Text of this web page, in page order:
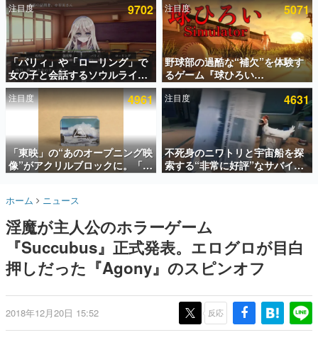
電ファミのいま読まれている記事ランキング
アプリセール情報
インタビュー
連載・特集一覧
殿堂入り記事
SNS拡散数が数千以上！ ページビュー数万以上！ などな
ど。多くの人々に読まれた、電ファミ渾身の“殿堂入り”記
事をまとめました。
名作ゲームクリエイターの方々に製作時のエピソードをお
きます。
赫本
この物語を解いてはいけない。『赫本』は、〈試験問題〉
の形をした短編ホラー小説集です。
これからのデジタルゲーム市場を担う若きクリエイター達
の姿を追い、彼らのルーツと情熱を探っていきます。
注目度 9702
「パリィ」や「ローリング」で
女の子と会話するソウルライク
恋愛ゲーム『小早川さんはソウ
ルライク』無料公開。返事に失
敗すると「YOU DIED」
注目度 5071
野球部の過酷な“補欠”を体験す
るゲーム『球ひろい
Simulator』が「1件」のウィッ
シュリストをもとにチェコ語に
対応しSNSで話題に。『キング
ダム・カム』開発元やチェコの
プロ野球選手から称賛の声
注目度 4961
「東映」の“あのオープニング映
像”がアクリルブロックに。「東
映ヒストリカル グッズコレクシ
注目度 4631
不死身のニワトリと宇宙船を探
索する“非常に好評”なサバイバ
ルゲーム『Breathedge』が無
ホーム ニュース
淫魔が主人公のホラーゲーム
『Succubus』正式発表。エログロが目白
押しだった『Agony』のスピンオフ
2018年12月20日 15:52 反応